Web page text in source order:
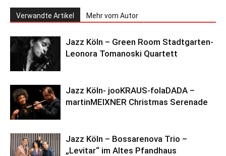
Verwandte Artikel Mehr vom Autor
Jazz Köln – Green Room Stadtgarten-
Leonora Tomanoski Quartett
Jazz Köln- jooKRAUS-folaDADA –
martinMEIXNER Christmas Serenade
Jazz Köln – Bossarenova Trio –
„Levitar“ im Altes Pfandhaus